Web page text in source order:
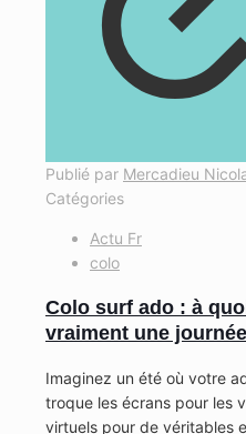
Publié par Mercadieu
Catégories
Actu Fr
colo
Colo surf ado : à
vraiment une
Imaginez un été où votre
troque les écrans pour les
virtuels pour de véritables